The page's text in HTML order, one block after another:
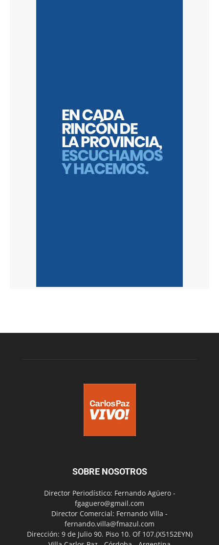
SOBRE NOSOTROS
Director Periodístico: Fernando Agüero -
fgaguero@gmail.com
Director Comercial: Fernando Villa -
fernando.villa@fmazul.com
Dirección: 9 de Julio 90. Piso 10. Of 107.(X5152EYN)